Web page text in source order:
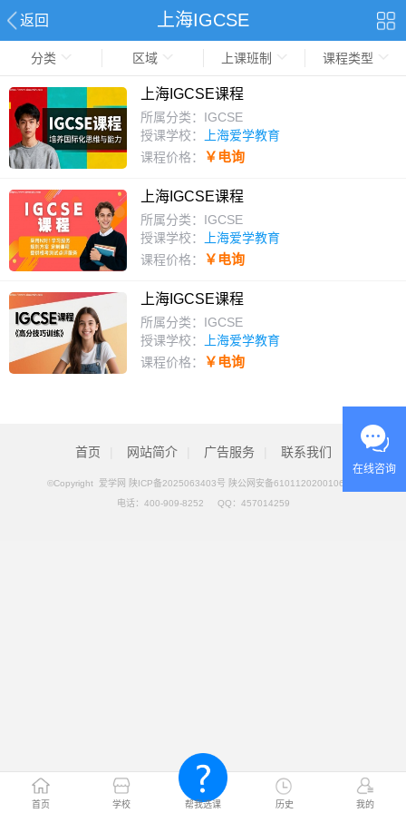
返回 上海IGCSE
首页 学校 帮我选课 历史 我的
分类 区域 上课班制 课程类型
上海IGCSE课程
所属分类：IGCSE
授课学校：
上海爱学教育
课程价格：
￥电询
上海IGCSE课程
所属分类：IGCSE
授课学校：
上海爱学教育
课程价格：
￥电询
上海IGCSE课程
所属分类：IGCSE
授课学校：
上海爱学教育
课程价格：
￥电询
首页 网站简介 广告服务 联系我们
©Copyright 爱学网
陕ICP备2025063403号 陕公网安备61011202001069号
电话： 400-909-8252 QQ： 457014259
在线咨询